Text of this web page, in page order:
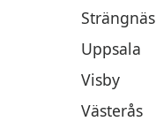
Strängnäs
Uppsala
Visby
Västerås